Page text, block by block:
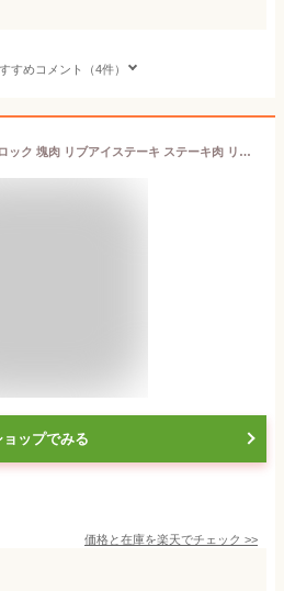
すめコメント（4件）
リブロースステーキ ブロック 塊肉 リブアイステーキ ステーキ肉 リブロース 赤身 (送料無料) ローストビーフ 厚切りステーキ肉に！ ビーフ グラスフェッド 牛肉 牧草牛 リブロースお中元 お歳暮 免疫力 備蓄に BBQ 肉 BBQ食材 バーベキュー-B108
ョップでみる
価格と在庫を楽天でチェック >>